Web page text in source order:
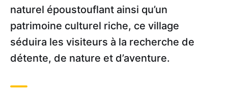
naturel époustouflant ainsi qu’un
patrimoine culturel riche, ce village
séduira les visiteurs à la recherche de
détente, de nature et d’aventure.